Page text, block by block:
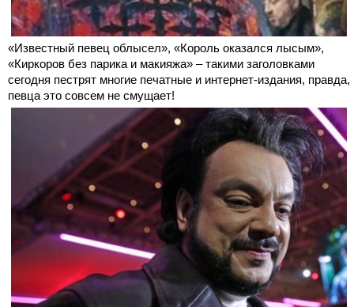
«Известный певец облысел», «Король оказался лысым»,
«Киркоров без парика и макияжа» – такими заголовками
сегодня пестрят многие печатные и интернет-издания, правда,
певца это совсем не смущает!